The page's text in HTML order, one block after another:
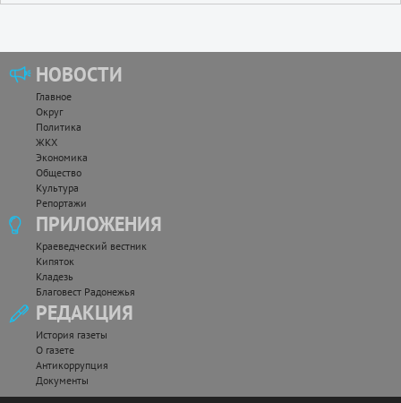
НОВОСТИ
Главное
Округ
Политика
ЖКХ
Экономика
Общество
Культура
Репортажи
ПРИЛОЖЕНИЯ
Краеведческий вестник
Кипяток
Кладезь
Благовест Радонежья
РЕДАКЦИЯ
История газеты
О газете
Антикоррупция
Документы